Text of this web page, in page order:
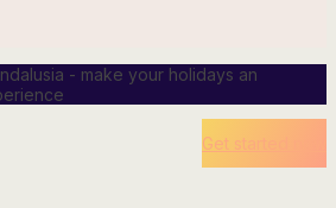
- make your holidays an
Get started now